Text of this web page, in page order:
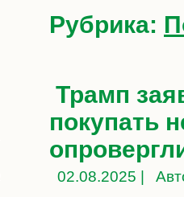
Рубрика:
Трамп
покупать
02.08.2025 |